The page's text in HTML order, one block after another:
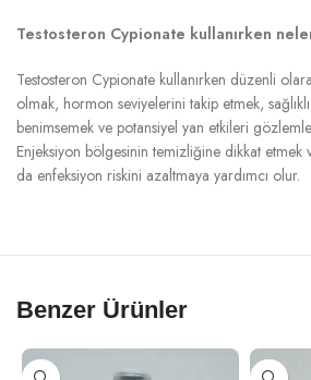
Testosteron Cypionate kullanırken
Testosteron Cypionate kullanırken düzenli
olmak, hormon seviyelerini takip etmek,
benimsemek ve potansiyel yan etkileri
Enjeksiyon bölgesinin temizliğine dikkat
da enfeksiyon riskini azaltmaya yardımcı olur.
Benzer Ürünler